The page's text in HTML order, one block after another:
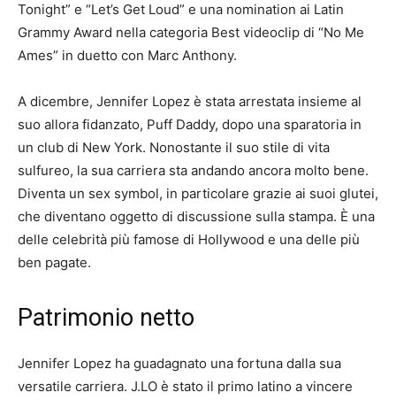
Tonight” e “Let’s Get Loud” e una nomination ai Latin
Grammy Award nella categoria Best videoclip di “No Me
Ames” in duetto con Marc Anthony.
A dicembre, Jennifer Lopez è stata arrestata insieme al
suo allora fidanzato, Puff Daddy, dopo una sparatoria in
un club di New York. Nonostante il suo stile di vita
sulfureo, la sua carriera sta andando ancora molto bene.
Diventa un sex symbol, in particolare grazie ai suoi glutei,
che diventano oggetto di discussione sulla stampa. È una
delle celebrità più famose di Hollywood e una delle più
ben pagate.
Patrimonio netto
Jennifer Lopez ha guadagnato una fortuna dalla sua
versatile carriera. J.LO è stato il primo latino a vincere